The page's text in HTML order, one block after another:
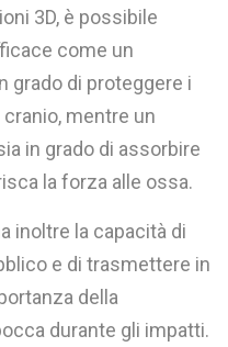
3D, è possibile
come un
grado di proteggere i
mentre un
in grado di assorbire
la forza alle ossa.
inoltre la capacità di
e di trasmettere in
della
durante gli impatti.